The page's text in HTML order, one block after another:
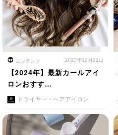
コンテンツ 2023年12月21日
【2024年】最新カールアイ
ロンおすす…
ドライヤー・ヘアアイロン